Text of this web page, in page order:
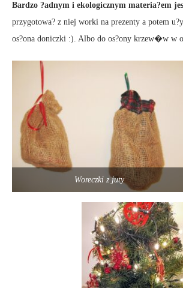
Bardzo ?adnym i ekologicznym materia?em
przygotowa? z niej worki na prezenty a potem
os?ona doniczki :). Albo do os?ony krzew�w w
Woreczki z juty